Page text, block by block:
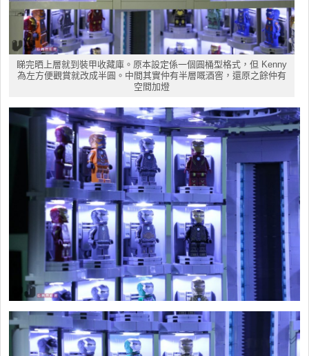
睇完晒上層就到裝甲收藏庫。原本設定係一個圓桶型格式，但 Kenny
為左方便觀賞就改成半圓。中間其實仲有半層嘅酒窖，還原之餘仲有
空間加燈